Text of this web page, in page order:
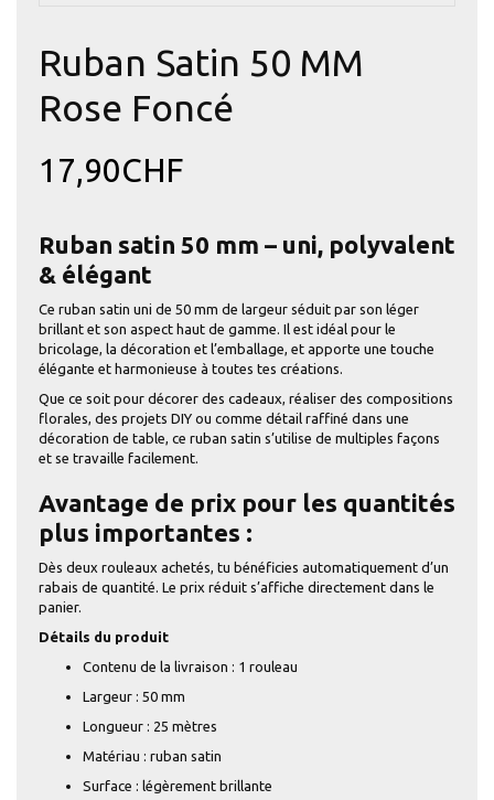
Ruban Satin 50 MM
Rose Foncé
17,90CHF
Ruban satin 50 mm – uni, polyvalent
& élégant
Ce ruban satin uni de 50 mm de largeur séduit par son léger
brillant et son aspect haut de gamme. Il est idéal pour le
bricolage, la décoration et l’emballage, et apporte une touche
élégante et harmonieuse à toutes tes créations.
Que ce soit pour décorer des cadeaux, réaliser des compositions
florales, des projets DIY ou comme détail raffiné dans une
décoration de table, ce ruban satin s’utilise de multiples façons
et se travaille facilement.
Avantage de prix pour les quantités
plus importantes :
Dès deux rouleaux achetés, tu bénéficies automatiquement d’un
rabais de quantité. Le prix réduit s’affiche directement dans le
panier.
Détails du produit
Contenu de la livraison : 1 rouleau
Largeur : 50 mm
Longueur : 25 mètres
Matériau : ruban satin
Surface : légèrement brillante